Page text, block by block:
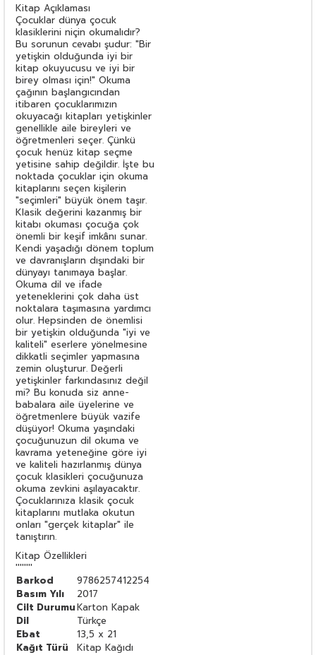
Kitap Açıklaması
Çocuklar dünya çocuk
klasiklerini niçin okumalıdır?
Bu sorunun cevabı şudur: "Bir
yetişkin olduğunda iyi bir
kitap okuyucusu ve iyi bir
birey olması için!" Okuma
çağının başlangıcından
itibaren çocuklarımızın
okuyacağı kitapları yetişkinler
genellikle aile bireyleri ve
öğretmenleri seçer. Çünkü
çocuk henüz kitap seçme
yetisine sahip değildir. İşte bu
noktada çocuklar için okuma
kitaplarını seçen kişilerin
"seçimleri" büyük önem taşır.
Klasik değerini kazanmış bir
kitabı okuması çocuğa çok
önemli bir keşif imkânı sunar.
Kendi yaşadığı dönem toplum
ve davranışların dışındaki bir
dünyayı tanımaya başlar.
Okuma dil ve ifade
yeteneklerini çok daha üst
noktalara taşımasına yardımcı
olur. Hepsinden de önemlisi
bir yetişkin olduğunda "iyi ve
kaliteli" eserlere yönelmesine
dikkatli seçimler yapmasına
zemin oluşturur. Değerli
yetişkinler farkındasınız değil
mi? Bu konuda siz anne-
babalara aile üyelerine ve
öğretmenlere büyük vazife
düşüyor! Okuma yaşındaki
çocuğunuzun dil okuma ve
kavrama yeteneğine göre iyi
ve kaliteli hazırlanmış dünya
çocuk klasikleri çocuğunuza
okuma zevkini aşılayacaktır.
Çocuklarınıza klasik çocuk
kitaplarını mutlaka okutun
onları "gerçek kitaplar" ile
tanıştırın.
Kitap Özellikleri
''''''''
Barkod
9786257412254
Basım Yılı
2017
Cilt DurumuKarton Kapak
Dil
Türkçe
Ebat
13,5 x 21
Kağıt Türü
Kitap Kağıdı